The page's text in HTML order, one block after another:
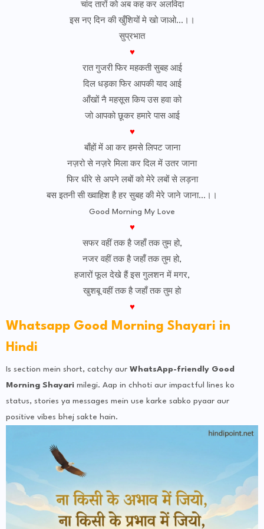
चांद तारों को अब कह कर अलविदा
इस नए दिन की खुँशियों मे खो जाओ…।।
सुप्रभात
♥
रात गुजरी फिर महकती सुबह आई
दिल धड़का फिर आपकी याद आई
आँखों नै महसूस किय उस हवा को
जो आपको छूकर हमारे पास आई
♥
बाँहों में आ कर हमसे लिपट जाना
नज़रो से नज़रे मिला कर दिल में उतर जाना
फिर धीरे से अपने लबों को मेरे लबों से लड़ना
बस इतनी सी ख्वाहिश है हर सुबह की मेरे जाने जाना…।।
Good Morning My Love
♥
सफर वहीं तक है जहाँ तक तुम हो,
नजर वहीं तक है जहाँ तक तुम हो,
हजारों फूल देखे हैं इस गुलशन में मगर,
खुशबू वहीं तक है जहाँ तक तुम हो
♥
Whatsapp Good Morning Shayari in
Hindi
Is section mein short, catchy aur WhatsApp-friendly Good
Morning Shayari milegi. Aap in chhoti aur impactful lines ko
status, stories ya messages mein use karke sabko pyaar aur
positive vibes bhej sakte hain.